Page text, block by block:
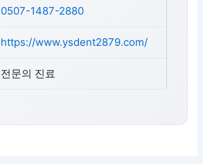
0507-1487-2880
https://www.ysdent2879.com/
전문의 진료